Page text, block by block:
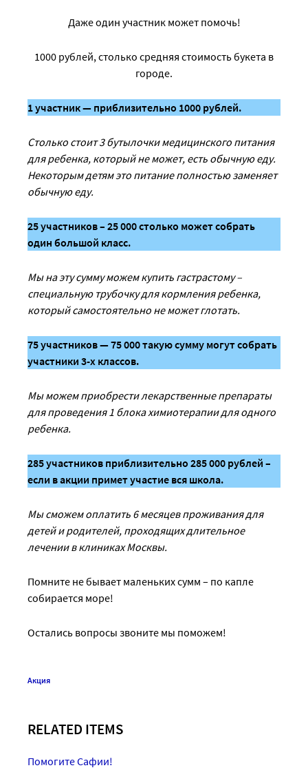
Даже один участник может помочь!
1000 рублей, столько средняя стоимость букета в
городе.
1 участник — приблизительно 1000 рублей.
Столько стоит 3 бутылочки медицинского питания
для ребенка, который не может, есть обычную еду.
Некоторым детям это питание полностью заменяет
обычную еду.
25 участников – 25 000 столько может собрать
один большой класс.
Мы на эту сумму можем купить гастрастому –
специальную трубочку для кормления ребенка,
который самостоятельно не может глотать.
75 участников — 75 000 такую сумму могут собрать
участники 3-х классов.
Мы можем приобрести лекарственные препараты
для проведения 1 блока химиотерапии для одного
ребенка.
285 участников приблизительно 285 000 рублей –
если в акции примет участие вся школа.
Мы сможем оплатить 6 месяцев проживания для
детей и родителей, проходящих длительное
лечении в клиниках Москвы.
Помните не бывает маленьких сумм – по капле
собирается море!
Остались вопросы звоните мы поможем!
Акция
RELATED ITEMS
Помогите Сафии!